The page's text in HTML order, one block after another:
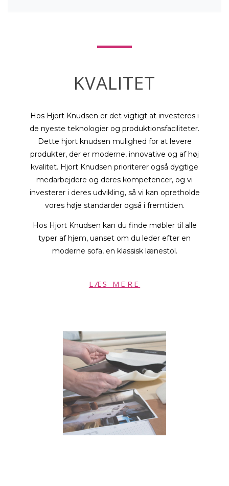
KVALITET
Hos Hjort Knudsen er det vigtigt at investeres i
de nyeste teknologier og produktionsfaciliteter.
Dette hjort knudsen mulighed for at levere
produkter, der er moderne, innovative og af høj
kvalitet. Hjort Knudsen prioriterer også dygtige
medarbejdere og deres kompetencer, og vi
investerer i deres udvikling, så vi kan opretholde
vores høje standarder også i fremtiden.
Hos Hjort Knudsen kan du finde møbler til alle
typer af hjem, uanset om du leder efter en
moderne sofa, en klassisk lænestol.
LÆS MERE